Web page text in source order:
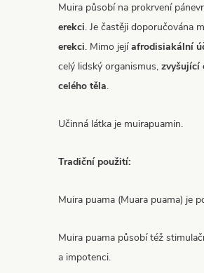
Muira působí na prokrvení
erekci. Je častěji doporučována
erekci. Mimo jejíafrodisiakální
celý lidský organismus, zvyšující
celého těla.
Učinná látka je muirapuamin.
Tradiční použití:
Muira puama (Muara puama) je
Muira puama působí též
a impotenci.